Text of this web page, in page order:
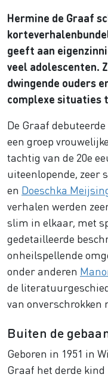
Hermine de Graaf
geeft aan
veel adolescenten.
dwingende ouders
complexe situaties
De Graaf
een groep
tachtig van de 20e
uiteenlopende, zeer
en Doeschka
verhalen werden
slim in elkaar, met
gedetailleerde
onheilspellende
onder anderen
de
van onverschrokken
Buiten de
Geboren in 1951 in
Graaf het derde